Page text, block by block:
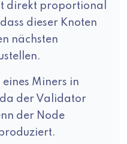
direkt proportional
dieser Knoten
nächsten
eines Miners in
der Validator
der Node